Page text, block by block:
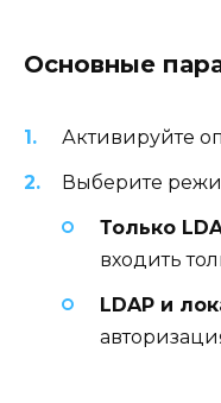
Основные
Активируйте
Выберите
Только
входить
LDAP и